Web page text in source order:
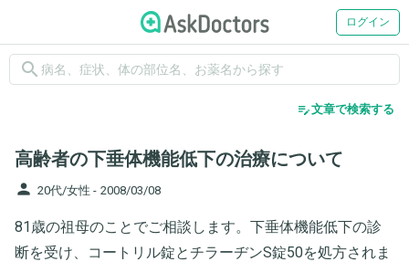
ログイン
search
edit_note文章で検索する
高齢者の下垂体機能低下の治療について
person 20代/女性 - 2008/03/08
81歳の祖母のことでご相談します。下垂体機能低下の診
断を受け、コートリル錠とチラーヂンS錠50を処方されま